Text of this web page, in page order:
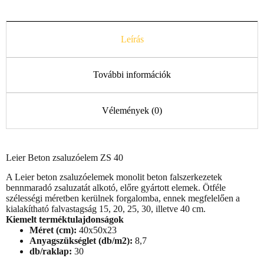
Leírás
További információk
Vélemények (0)
Leier Beton zsaluzóelem ZS 40
A Leier beton zsaluzóelemek monolit beton falszerkezetek
bennmaradó zsaluzatát alkotó, előre gyártott elemek. Ötféle
szélességi méretben kerülnek forgalomba, ennek megfelelően a
kialakítható falvastagság 15, 20, 25, 30, illetve 40 cm.
Kiemelt terméktulajdonságok
Méret (cm): 40x50x23
Anyagszükséglet (db/m2): 8,7
db/raklap: 30